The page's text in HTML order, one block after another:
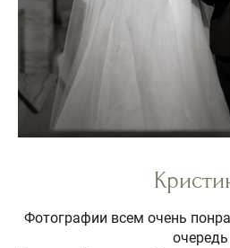
Фотографии всем очень
очередь